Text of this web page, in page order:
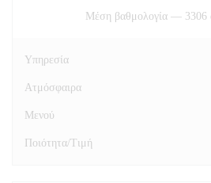
Μέση βαθμολογία — 3306
Υπηρεσία
Ατμόσφαιρα
Μενού
Ποιότητα/Τιμή